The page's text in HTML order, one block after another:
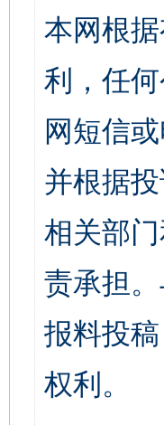
本网根
利，任
网短信
并根据
相关部
责承担
报料投
权利。